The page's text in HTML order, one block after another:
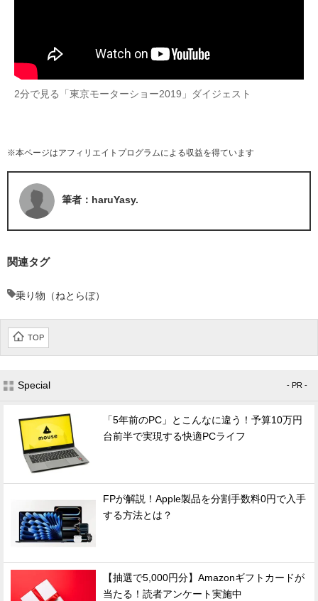
2分で見る「東京モーターショー2019」ダイジェスト
※本ページはアフィリエイトプログラムによる収益を得ています
筆者：haruYasy.
関連タグ
乗り物（ねとらぼ）
TOP
Special - PR -
「5年前のPC」とこんなに違う！予算10万円
台前半で実現する快適PCライフ
FPが解説！Apple製品を分割手数料0円で入手
する方法とは？
【抽選で5,000円分】Amazonギフトカードが
当たる！読者アンケート実施中